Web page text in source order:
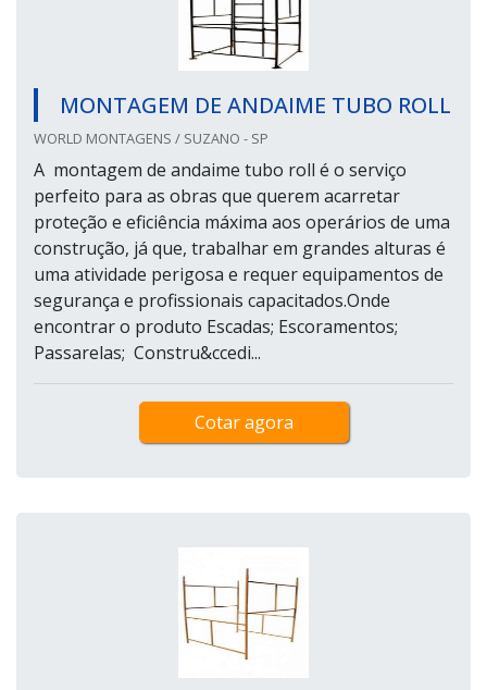
MONTAGEM DE ANDAIME TUBO ROLL
WORLD MONTAGENS / SUZANO - SP
A montagem de andaime tubo roll é o serviço
perfeito para as obras que querem acarretar
proteção e eficiência máxima aos operários de uma
construção, já que, trabalhar em grandes alturas é
uma atividade perigosa e requer equipamentos de
segurança e profissionais capacitados.Onde
encontrar o produto Escadas; Escoramentos;
Passarelas; Constru&ccedi...
Cotar agora